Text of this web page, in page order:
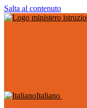
Salta al contenuto
Italiano